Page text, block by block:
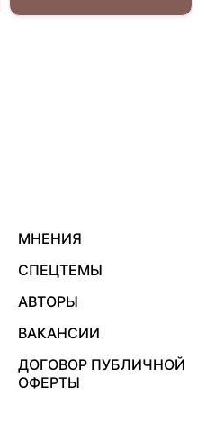
МНЕНИЯ
СПЕЦТЕМЫ
АВТОРЫ
ВАКАНСИИ
ДОГОВОР ПУБЛИЧНОЙ
ОФЕРТЫ